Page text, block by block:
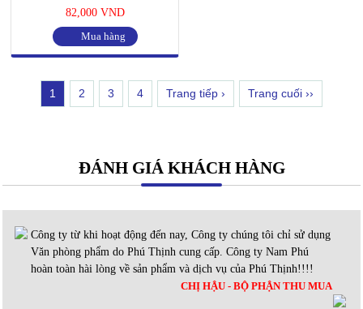
82,000 VND
Mua hàng
1 2 3 4 Trang tiếp › Trang cuối ››
ĐÁNH GIÁ KHÁCH HÀNG
Công ty từ khi hoạt động đến nay, Công ty chúng tôi chỉ sử dụng
Văn phòng phẩm do Phú Thịnh cung cấp. Công ty Nam Phú
hoàn toàn hài lòng về sản phẩm và dịch vụ của Phú Thịnh!!!!
CHỊ HẬU - BỘ PHẬN THU MUA